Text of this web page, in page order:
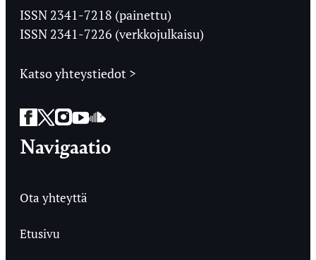
Ylioppilaslehti
ISSN 2341-7218 (painettu)
ISSN 2341-7226 (verkkojulkaisu)
Katso yhteystiedot >
Facebook
Twitter
Instagram
YouTube
SoundCloud
Navigaatio
Ota yhteyttä
Etusivu